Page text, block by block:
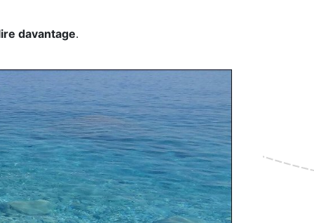
davantage.